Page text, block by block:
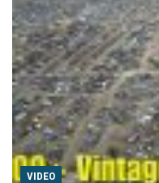
VIDEO